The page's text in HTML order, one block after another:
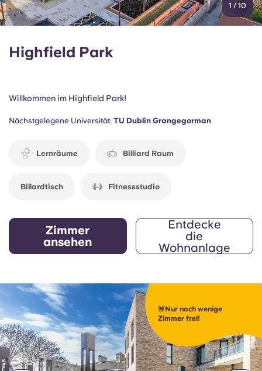
1 / 10
Highfield Park
Willkommen im Highfield Park!
Nächstgelegene Universität: TU Dublin Grangegorman
Lernräume Billiard Raum
Billardtisch Fitnessstudio
Zimmer
ansehen
Entdecke
die
Wohnanlage
🚨Nur noch wenige
Zimmer frei!